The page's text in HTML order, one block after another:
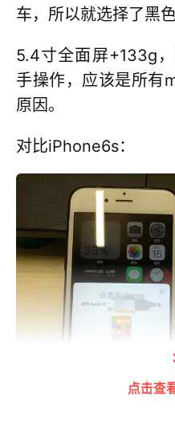
车，所以就选择了黑色
5.4寸全面屏+133g
手操作，应该是所有
原因。
对比iPhone6s：
点击查